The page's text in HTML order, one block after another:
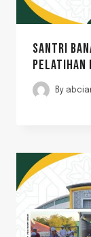
SANTRI
PELATIHAN
By